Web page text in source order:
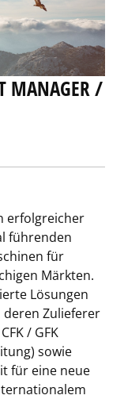
MANAGER /
erfolgreicher
führenden
für
Märkten.
Lösungen
Zulieferer
/ GFK
sowie
für eine neue